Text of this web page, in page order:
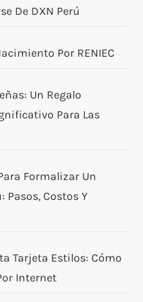
De DXN Perú
Por RENIEC
Un Regalo
Para Las
Formalizar Un
Pasos, Costos Y
Tarjeta Estilos: Cómo
Internet